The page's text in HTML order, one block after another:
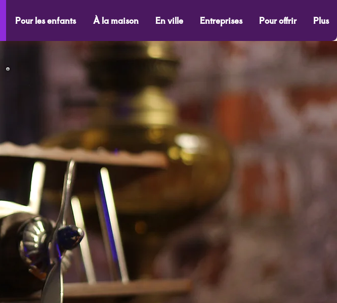
Pour les enfants À la maison En ville Entreprises Pour offrir Plus